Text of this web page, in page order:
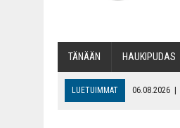
TÄNÄÄN HAU­KI­PU­DAS
LUETUIMMAT 06.08.2026 |